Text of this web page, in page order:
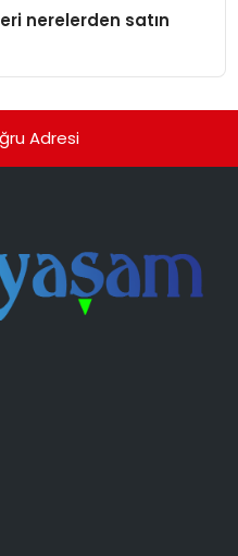
nerelerden satın
Adresi